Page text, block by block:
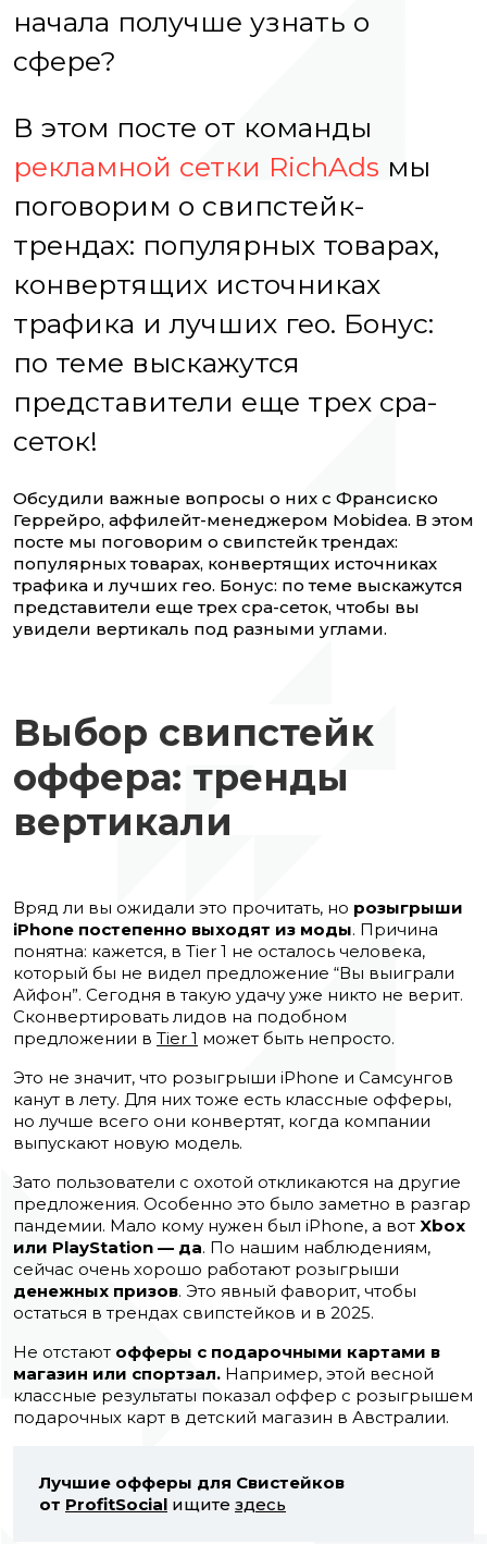
начала получше узнать о
сфере?
В этом посте от команды
рекламной сетки RichAds мы
поговорим о свипстейк-
трендах: популярных товарах,
конвертящих источниках
трафика и лучших гео. Бонус:
по теме выскажутся
представители еще трех cpa-
сеток!
Обсудили важные вопросы о них с Франсиско
Геррейро, аффилейт-менеджером Mobidea. В этом
посте мы поговорим о свипстейк трендах:
популярных товарах, конвертящих источниках
трафика и лучших гео. Бонус: по теме выскажутся
представители еще трех cpa-сеток, чтобы вы
увидели вертикаль под разными углами.
Выбор свипстейк
оффера: тренды
вертикали
Вряд ли вы ожидали это прочитать, но розыгрыши
iPhone постепенно выходят из моды. Причина
понятна: кажется, в Tier 1 не осталось человека,
который бы не видел предложение “Вы выиграли
Айфон”. Сегодня в такую удачу уже никто не верит.
Сконвертировать лидов на подобном
предложении в Tier 1 может быть непросто.
Это не значит, что розыгрыши iPhone и Самсунгов
канут в лету. Для них тоже есть классные офферы,
но лучше всего они конвертят, когда компании
выпускают новую модель.
Зато пользователи с охотой откликаются на другие
предложения. Особенно это было заметно в разгар
пандемии. Мало кому нужен был iPhone, а вот Xbox
или PlayStation — да. По нашим наблюдениям,
сейчас очень хорошо работают розыгрыши
денежных призов. Это явный фаворит, чтобы
остаться в трендах свипстейков и в 2025.
Не отстают офферы с подарочными картами в
магазин или спортзал. Например, этой весной
классные результаты показал оффер с розыгрышем
подарочных карт в детский магазин в Австралии.
Лучшие офферы для Свистейков
от ProfitSocial ищите здесь